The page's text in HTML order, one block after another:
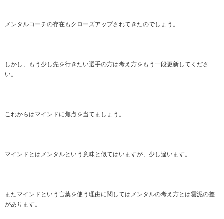
メンタルコーチの存在もクローズアップされてきたのでしょう。
しかし、もう少し先を行きたい選手の方は考え方をもう一段更新してくださ
い。
これからはマインドに焦点を当てましょう。
マインドとはメンタルという意味と似てはいますが、少し違います。
またマインドという言葉を使う理由に関してはメンタルの考え方とは雲泥の差
があります。